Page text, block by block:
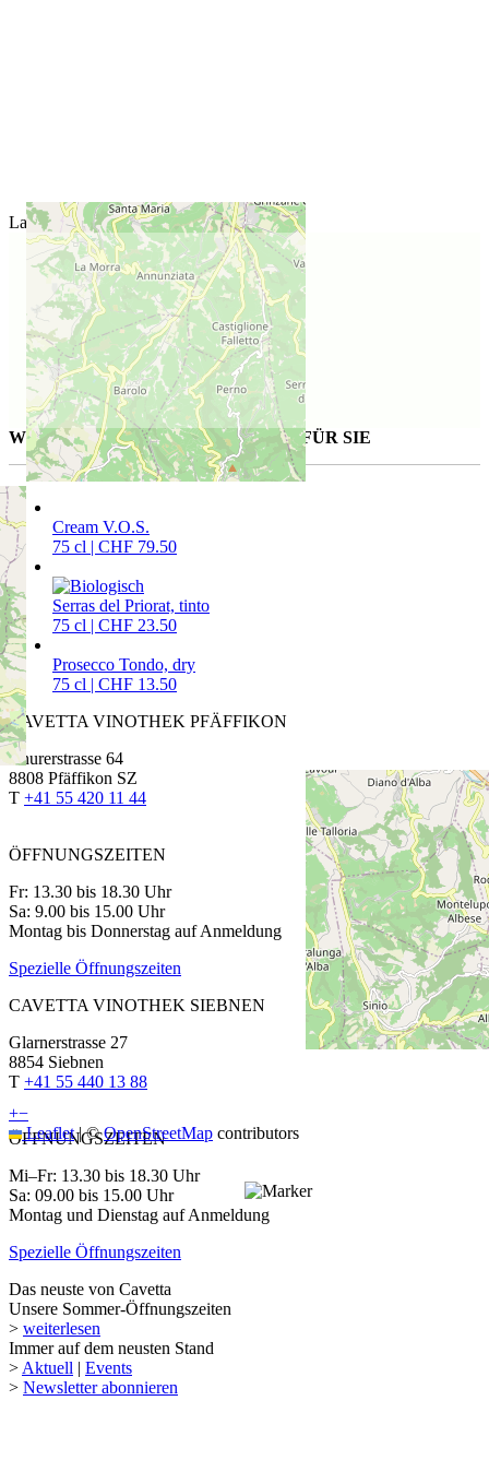
Lage des Weinguts
+−
Leaflet |©OpenStreetMap contributors
WEITERE AUSGESUCHTE WEINE FÜR SIE
Cream V.O.S.
75 cl | CHF 79.50
Serras del Priorat, tinto
75 cl | CHF 23.50
Prosecco Tondo, dry
75 cl | CHF 13.50
CAVETTA VINOTHEK PFÄFFIKON
Churerstrasse 64
8808 Pfäffikon SZ
T +41 55 420 11 44
ÖFFNUNGSZEITEN
Fr: 13.30 bis 18.30 Uhr
Sa: 9.00 bis 15.00 Uhr
Montag bis Donnerstag auf Anmeldung
Spezielle Öffnungszeiten
CAVETTA VINOTHEK SIEBNEN
Glarnerstrasse 27
8854 Siebnen
T +41 55 440 13 88
ÖFFNUNGSZEITEN
Mi–Fr: 13.30 bis 18.30 Uhr
Sa: 09.00 bis 15.00 Uhr
Montag und Dienstag auf Anmeldung
Spezielle Öffnungszeiten
Das neuste von Cavetta
Unsere Sommer-Öffnungszeiten
> weiterlesen
Immer auf dem neusten Stand
> Aktuell | Events
> Newsletter abonnieren